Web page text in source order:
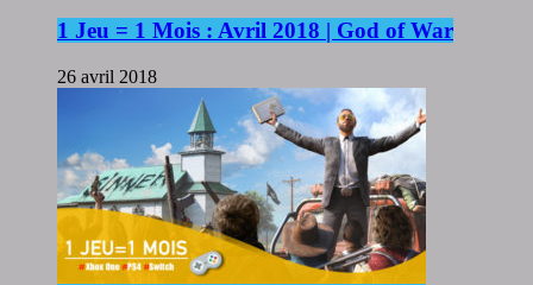
1 Jeu = 1 Mois : Avril 2018 | God of War
26 avril 2018